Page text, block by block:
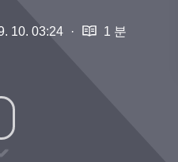
10. 03:24 · 1 분